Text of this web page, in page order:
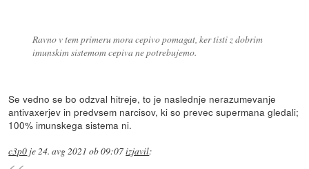
Ravno v tem primeru mora cepivo pomagat, ker tisti z dobrim
imunskim sistemom cepiva ne potrebujemo.
Se vedno se bo odzval hitreje, to je naslednje nerazumevanje
antivaxerjev in predvsem narcisov, ki so prevec supermana gledali;
100% imunskega sistema ni.
c3p0 je24. avg 2021 ob 09:07izjavil: